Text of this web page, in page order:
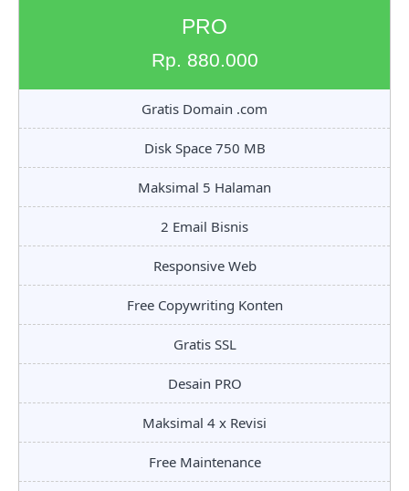
PRO
Rp. 880.000
Gratis Domain .com
Disk Space 750 MB
Maksimal 5 Halaman
2 Email Bisnis
Responsive Web
Free Copywriting Konten
Gratis SSL
Desain PRO
Maksimal 4 x Revisi
Free Maintenance